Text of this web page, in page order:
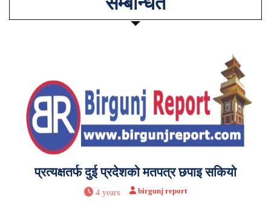
प्रत्यक्षतर्फ दुई प्रदेशको मतपत्र छपाइ सकियो
4 years birgunj report